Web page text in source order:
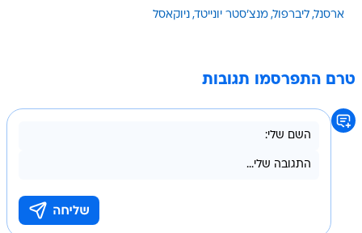
ארסנל ליברפול מנצ'סטר יונייטד ניוקאסל
טרם התפרסמו תגובות